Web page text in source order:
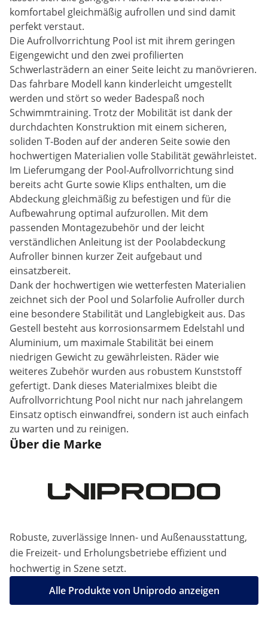
komfortabel gleichmäßig aufrollen und sind damit
perfekt verstaut.
Die Aufrollvorrichtung Pool ist mit ihrem geringen
Eigengewicht und den zwei profilierten
Schwerlasträdern an einer Seite leicht zu manövrieren.
Das fahrbare Modell kann kinderleicht umgestellt
werden und stört so weder Badespaß noch
Schwimmtraining. Trotz der Mobilität ist dank der
durchdachten Konstruktion mit einem sicheren,
soliden T-Boden auf der anderen Seite sowie den
hochwertigen Materialien volle Stabilität gewährleistet.
Im Lieferumgang der Pool-Aufrollvorrichtung sind
bereits acht Gurte sowie Klips enthalten, um die
Abdeckung gleichmäßig zu befestigen und für die
Aufbewahrung optimal aufzurollen. Mit dem
passenden Montagezubehör und der leicht
verständlichen Anleitung ist der Poolabdeckung
Aufroller binnen kurzer Zeit aufgebaut und
einsatzbereit.
Dank der hochwertigen wie wetterfesten Materialien
zeichnet sich der Pool und Solarfolie Aufroller durch
eine besondere Stabilität und Langlebigkeit aus. Das
Gestell besteht aus korrosionsarmem Edelstahl und
Aluminium, um maximale Stabilität bei einem
niedrigen Gewicht zu gewährleisten. Räder wie
weiteres Zubehör wurden aus robustem Kunststoff
gefertigt. Dank dieses Materialmixes bleibt die
Aufrollvorrichtung Pool nicht nur nach jahrelangem
Einsatz optisch einwandfrei, sondern ist auch einfach
zu warten und zu reinigen.
Über die Marke
Robuste, zuverlässige Innen- und Außenausstattung,
die Freizeit- und Erholungsbetriebe effizient und
hochwertig in Szene setzt.
Alle Produkte von Uniprodo anzeigen